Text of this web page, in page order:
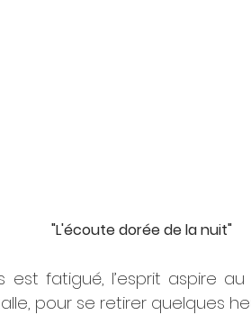
"L'écoute dorée de la nuit"
est fatigué, l’esprit aspire
pour se retirer quelques